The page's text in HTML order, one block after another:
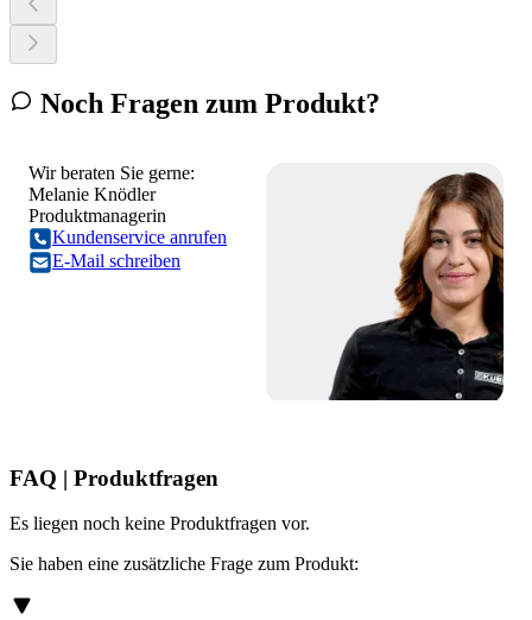
Noch Fragen zum Produkt?
Wir beraten Sie gerne:
Melanie Knödler
Produktmanagerin
Kundenservice anrufen
E-Mail schreiben
FAQ | Produktfragen
Es liegen noch keine Produktfragen vor.
Sie haben eine zusätzliche Frage zum Produkt: